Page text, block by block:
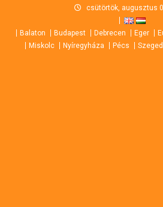
content
csütörtök, augusztus
Balaton Budapest Debrecen Eger
Miskolc
Nyíregyháza Pécs Szeged